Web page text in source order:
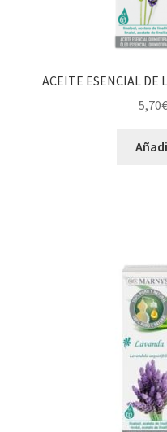
ACEITE ESENCIAL
5,70€